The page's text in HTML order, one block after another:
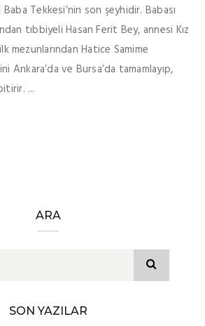
Tekkesi’nin son şeyhidir. Babası
tıbbiyeli Hasan Ferit Bey, annesi Kız
mezunlarından Hatice Samime
Ankara’da ve Bursa’da tamamlayıp,
...
ARA
SON YAZILAR